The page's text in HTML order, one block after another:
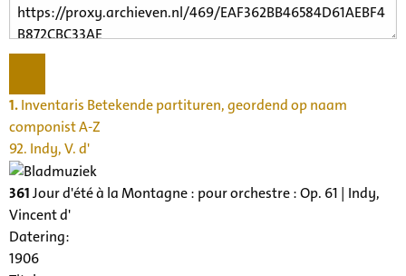
1.Inventaris Betekende partituren, geordend op naam
componist A-Z
92. Indy, V. d'
361Jour d'été à la Montagne : pour orchestre : Op. 61 | Indy,
Vincent d'
Datering:
1906